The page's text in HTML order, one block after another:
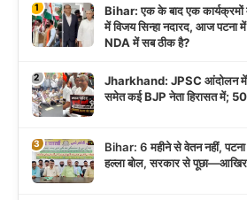
1
Bihar: एक के बाद एक कार्यक्रमों
में विजय सिन्हा नदारद, आज पटना में
NDA में सब ठीक है?
2
Jharkhand: JPSC आंदोलन में
समेत कई BJP नेता हिरासत में;
3
Bihar: 6 महीने से वेतन नहीं,
हल्ला बोल, सरकार से